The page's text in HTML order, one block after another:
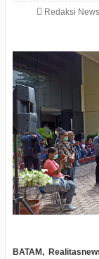
Redaksi News
BATAM,